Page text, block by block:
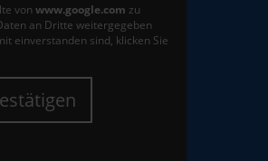
von www.google.com zu
an Dritte weitergegeben
einverstanden sind, klicken Sie